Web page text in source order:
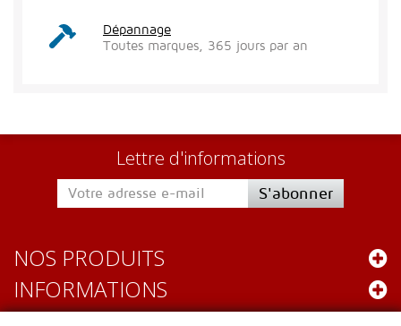
Dépannage
Toutes marques, 365 jours par an
Lettre d'informations
S'abonner
NOS PRODUITS
INFORMATIONS